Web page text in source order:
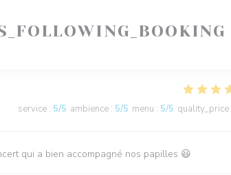
service : 5/5 ambience : 5/5 menu : 5/5 quality_price
qui a bien accompagné nos papilles 😃